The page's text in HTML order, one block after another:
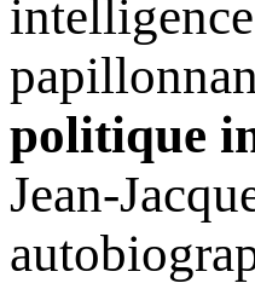
politique
Jean-